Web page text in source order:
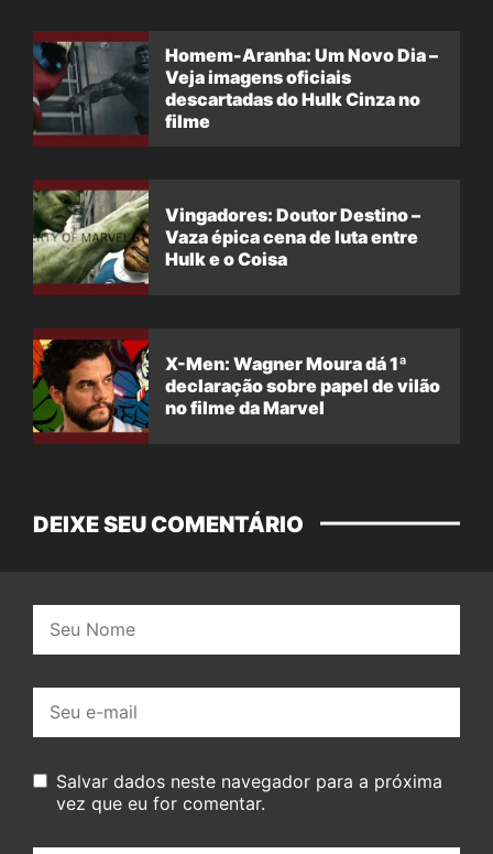
Homem-Aranha: Um Novo Dia –
Veja imagens oficiais
descartadas do Hulk Cinza no
filme
Vingadores: Doutor Destino –
Vaza épica cena de luta entre
Hulk e o Coisa
X-Men: Wagner Moura dá 1ª
declaração sobre papel de vilão
no filme da Marvel
DEIXE SEU COMENTÁRIO
mail:
Salvar dados neste navegador para a próxima
vez que eu for comentar.